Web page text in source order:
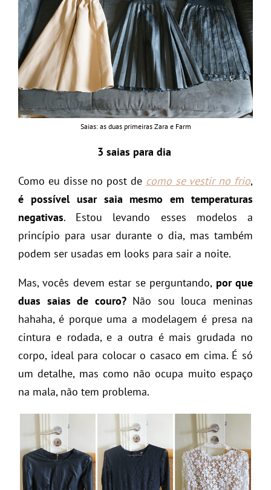
Saias: as duas primeiras Zara e Farm
3 saias para dia
Como eu disse no post de como se vestir no frio,
é possível usar saia mesmo em temperaturas
negativas. Estou levando esses modelos a
princípio para usar durante o dia, mas também
podem ser usadas em looks para sair a noite.
Mas, vocês devem estar se perguntando, por que
duas saias de couro?Não sou louca meninas
hahaha, é porque uma a modelagem é presa na
cintura e rodada, e a outra é mais grudada no
corpo, ideal para colocar o casaco em cima. É só
um detalhe, mas como não ocupa muito espaço
na mala, não tem problema.